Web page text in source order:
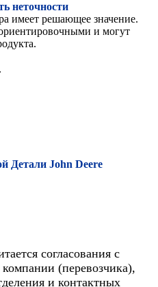
неточности
имеет решающее значение.
и могут
Детали John Deere
согласования с
(перевозчика),
и контактных